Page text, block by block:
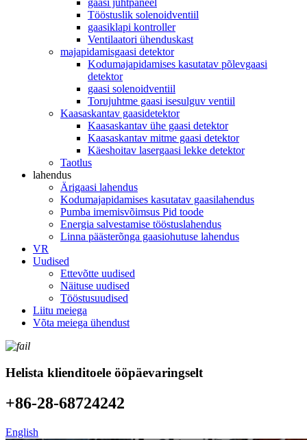
gaasi juhtpaneel
Tööstuslik solenoidventiil
gaasiklapi kontroller
Ventilaatori ühenduskast
majapidamisgaasi detektor
Kodumajapidamises kasutatav põlevgaasi
detektor
gaasi solenoidventiil
Torujuhtme gaasi isesulguv ventiil
Kaasaskantav gaasidetektor
Kaasaskantav ühe gaasi detektor
Kaasaskantav mitme gaasi detektor
Käeshoitav lasergaasi lekke detektor
Taotlus
lahendus
Ärigaasi lahendus
Kodumajapidamises kasutatav gaasilahendus
Pumba imemisvõimsus Pid toode
Energia salvestamise tööstuslahendus
Linna päästerõnga gaasiohutuse lahendus
VR
Uudised
Ettevõtte uudised
Näituse uudised
Tööstusuudised
Liitu meiega
Võta meiega ühendust
Helista klienditoele ööpäevaringselt
+86-28-68724242
English